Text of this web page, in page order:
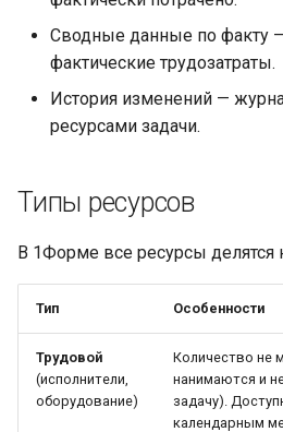
Публикации
Системные настройки
Форм-контролы
начала внесения
трудозатрат
Бизнес-правила и Связи с
Представление категории
Основные правила
Расчёт периода в
подсказке
Часовые пояса
Сводные данные по факту
фактические трудозатраты.
История изменений —
ресурсами задачи.
Типы ресурсов
В 1Форме все ресурсы делятся
Тип Особенности
Трудовой
(исполнители,
оборудование)
Количество не
нанимаются и
задачу).
календарным